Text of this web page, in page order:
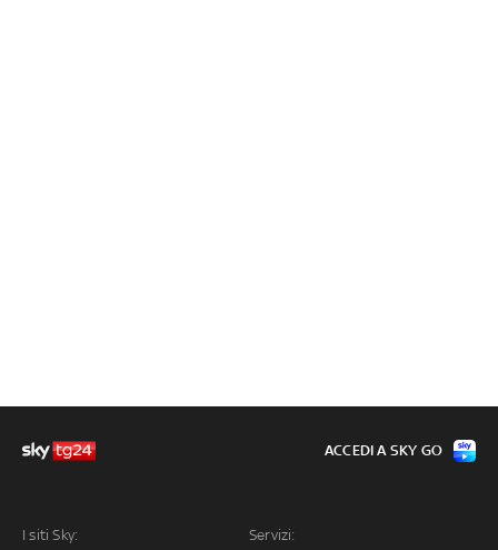
I siti Sky: Servizi:
ACCEDI A SKY GO